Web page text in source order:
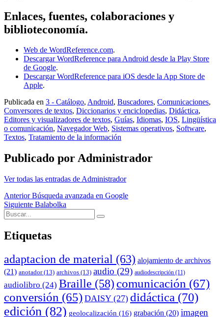
Enlaces, fuentes, colaboraciones y
biblioteconomía.
Web de WordReference.com.
Descargar WordReference para Android desde la Play Store
de Google.
Descargar WordReference para iOS desde la App Store de
Apple.
Publicada en 3 - Catálogo, Android, Buscadores, Comunicaciones,
Conversores de textos, Diccionarios y enciclopedias, Didáctica,
Editores y visualizadores de textos, Guías, Idiomas, IOS, Lingüística
o comunicación, Navegador Web, Sistemas operativos, Software,
Textos, Tratamiento de la información
Publicado porAdministrador
Ver todas las entradas de Administrador
Navegación
de
Anterior Búsqueda avanzada en Google
Siguiente Balabolka
Buscar:
Buscar
Etiquetas
adaptacion de material (63) alojamiento de archivos
(21) anotador(13) archivos (13) audio (29) audiodescripción (11)
audiolibro (24) Braille (58) comunicación (67)
conversión (65) DAISY(27) didáctica (70)
edición (82) geolocalización (16) grabación (20) imagen